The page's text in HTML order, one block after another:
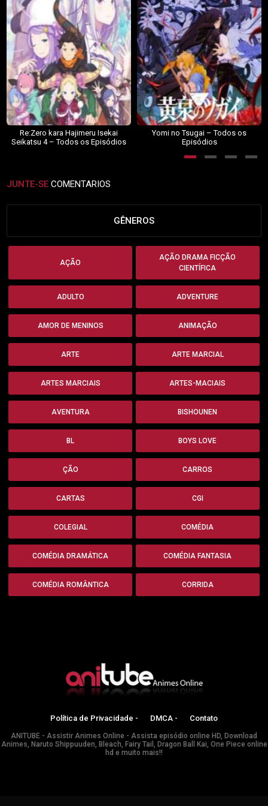
Re:Zero kara Hajimeru Isekai
Seikatsu 4 – Todos os Episódios
Yomi no Tsugai – Todos os
Episódios
JUNTE-SE COMENTARIOS
GÊNEROS
AÇÃO
AÇÃO DRAMA FICÇÃO
CIENTÍFICA
ADULTO ADVENTURE
AMOR DE MENINOS ANIMAÇÃO
ARTE ARTE MARCIAL
ARTES MARCIAIS ARTES-MACIAIS
AVENTURA BISHOUNEN
BL BOYS LOVE
ÇÃO CARROS
CARTAS CGI
COLEGIAL COMÉDIA
COMÉDIA DRAMÁTICA COMÉDIA FANTASIA
COMÉDIA ROMÂNTICA CORRIDA
Política de Privacidade - DMCA - Contato
ANITUBE - Assistir Animes Online - Assista episódio online HD, Download
Animes, Naruto Shippuuden, Bleach, Fairy Tail, Dragon Ball Kai, One Piece online
hd e muito mais!!